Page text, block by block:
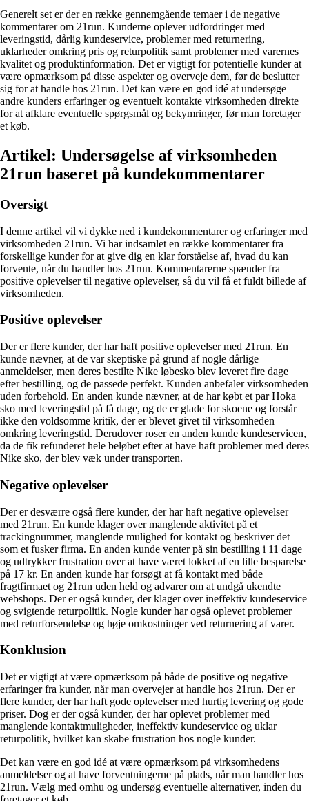
Generelt set er der en række gennemgående temaer i de negative
kommentarer om 21run. Kunderne oplever udfordringer med
leveringstid, dårlig kundeservice, problemer med returnering,
uklarheder omkring pris og returpolitik samt problemer med varernes
kvalitet og produktinformation. Det er vigtigt for potentielle kunder at
være opmærksom på disse aspekter og overveje dem, før de beslutter
sig for at handle hos 21run. Det kan være en god idé at undersøge
andre kunders erfaringer og eventuelt kontakte virksomheden direkte
for at afklare eventuelle spørgsmål og bekymringer, før man foretager
et køb.
Artikel: Undersøgelse af virksomheden
21run baseret på kundekommentarer
Oversigt
I denne artikel vil vi dykke ned i kundekommentarer og erfaringer med
virksomheden 21run. Vi har indsamlet en række kommentarer fra
forskellige kunder for at give dig en klar forståelse af, hvad du kan
forvente, når du handler hos 21run. Kommentarerne spænder fra
positive oplevelser til negative oplevelser, så du vil få et fuldt billede af
virksomheden.
Positive oplevelser
Der er flere kunder, der har haft positive oplevelser med 21run. En
kunde nævner, at de var skeptiske på grund af nogle dårlige
anmeldelser, men deres bestilte Nike løbesko blev leveret fire dage
efter bestilling, og de passede perfekt. Kunden anbefaler virksomheden
uden forbehold. En anden kunde nævner, at de har købt et par Hoka
sko med leveringstid på få dage, og de er glade for skoene og forstår
ikke den voldsomme kritik, der er blevet givet til virksomheden
omkring leveringstid. Derudover roser en anden kunde kundeservicen,
da de fik refunderet hele beløbet efter at have haft problemer med deres
Nike sko, der blev væk under transporten.
Negative oplevelser
Der er desværre også flere kunder, der har haft negative oplevelser
med 21run. En kunde klager over manglende aktivitet på et
trackingnummer, manglende mulighed for kontakt og beskriver det
som et fusker firma. En anden kunde venter på sin bestilling i 11 dage
og udtrykker frustration over at have været lokket af en lille besparelse
på 17 kr. En anden kunde har forsøgt at få kontakt med både
fragtfirmaet og 21run uden held og advarer om at undgå ukendte
webshops. Der er også kunder, der klager over ineffektiv kundeservice
og svigtende returpolitik. Nogle kunder har også oplevet problemer
med returforsendelse og høje omkostninger ved returnering af varer.
Konklusion
Det er vigtigt at være opmærksom på både de positive og negative
erfaringer fra kunder, når man overvejer at handle hos 21run. Der er
flere kunder, der har haft gode oplevelser med hurtig levering og gode
priser. Dog er der også kunder, der har oplevet problemer med
manglende kontaktmuligheder, ineffektiv kundeservice og uklar
returpolitik, hvilket kan skabe frustration hos nogle kunder.
Det kan være en god idé at være opmærksom på virksomhedens
anmeldelser og at have forventningerne på plads, når man handler hos
21run. Vælg med omhu og undersøg eventuelle alternativer, inden du